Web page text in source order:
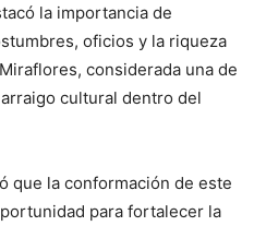
la importancia de
oficios y la riqueza
considerada una de
cultural dentro del
que la conformación de este
para fortalecer la